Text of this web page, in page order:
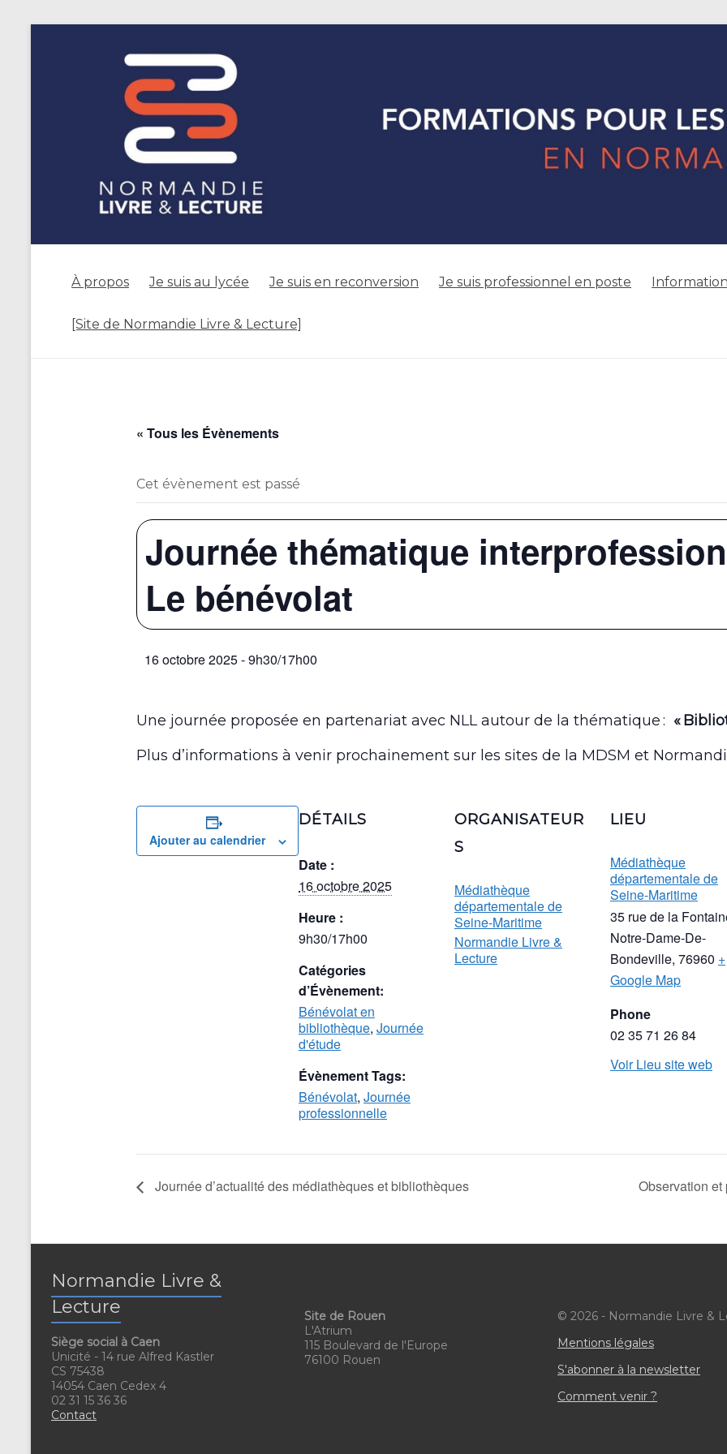
À propos Je suis au lycée Je suis en reconversion Je suis professionnel en poste
[Site de Normandie Livre & Lecture]
« Tous les Évènements
Cet évènement est passé
Journée thématique
Le bénévolat
16 octobre 2025 - 9h30/17h00
Une journée proposée en partenariat avec NLL autour de la thématique : «
Plus d’informations à venir prochainement sur les sites de la MDSM et
Ajouter au calendrier
DÉTAILS
Date :
16 octobre 2025
Heure :
9h30/17h00
Catégories
d’Évènement:
Bénévolat en
bibliothèque, Journée
d'étude
Évènement Tags:
Bénévolat, Journée
professionnelle
ORGANISATEUR
S
Médiathèque
départementale de
Seine-Maritime
Normandie Livre &
Lecture
LIEU
Médiathèque
départementale de
Seine-Maritime
35 rue de la
Notre-Dame-De-
Bondeville, 76960 +
Google Map
Phone
02 35 71 26 84
Voir Lieu site web
Journée d’actualité des médiathèques et bibliothèques Observation
Normandie Livre &
Lecture
Siège social à Caen
Unicité - 14 rue Alfred Kastler
CS 75438
14054 Caen Cedex 4
02 31 15 36 36
Contact
Site de Rouen
L'Atrium
115 Boulevard de l'Europe
76100 Rouen
© 2026 - Normandie Livre &
Mentions légales
S'abonner à la newsletter
Comment venir ?